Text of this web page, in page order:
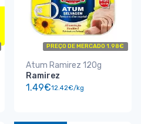
PREÇO DE MERCADO 1.98€
Atum Ramirez 120g
Ramirez
1.49€12.42€/kg